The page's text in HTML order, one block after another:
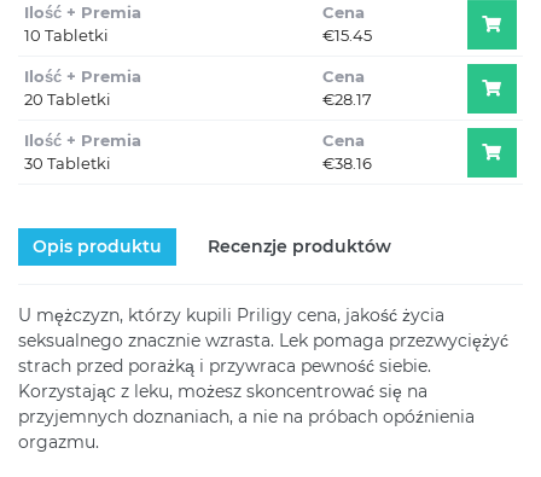
Ilość + Premia
10 Tabletki
Cena
€15.45
Ilość + Premia
20 Tabletki
Cena
€28.17
Ilość + Premia
30 Tabletki
Cena
€38.16
Opis produktu Recenzje produktów
U mężczyzn, którzy kupili Priligy cena, jakość życia
seksualnego znacznie wzrasta. Lek pomaga przezwyciężyć
strach przed porażką i przywraca pewność siebie.
Korzystając z leku, możesz skoncentrować się na
przyjemnych doznaniach, a nie na próbach opóźnienia
orgazmu.